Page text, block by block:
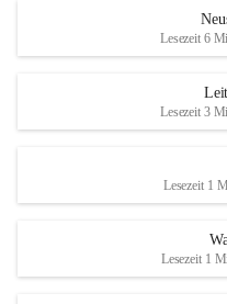
S
und den daraus folgenden
Maßnahmen zur
Rebe und der
Anhang VBl. EU Nr. 18
1 Seite•1,4 MB
Lesezeit 6
Lesezeit 3
Lesezeit 1
Lesezeit 1